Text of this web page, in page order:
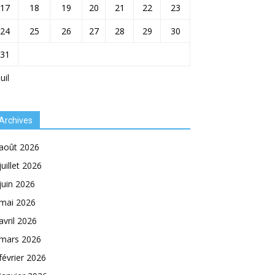
17 18 19 20 21 22
23
24
25 26 27 28 29
30
31
2026
2026
2026
2026
2026
2026
2026